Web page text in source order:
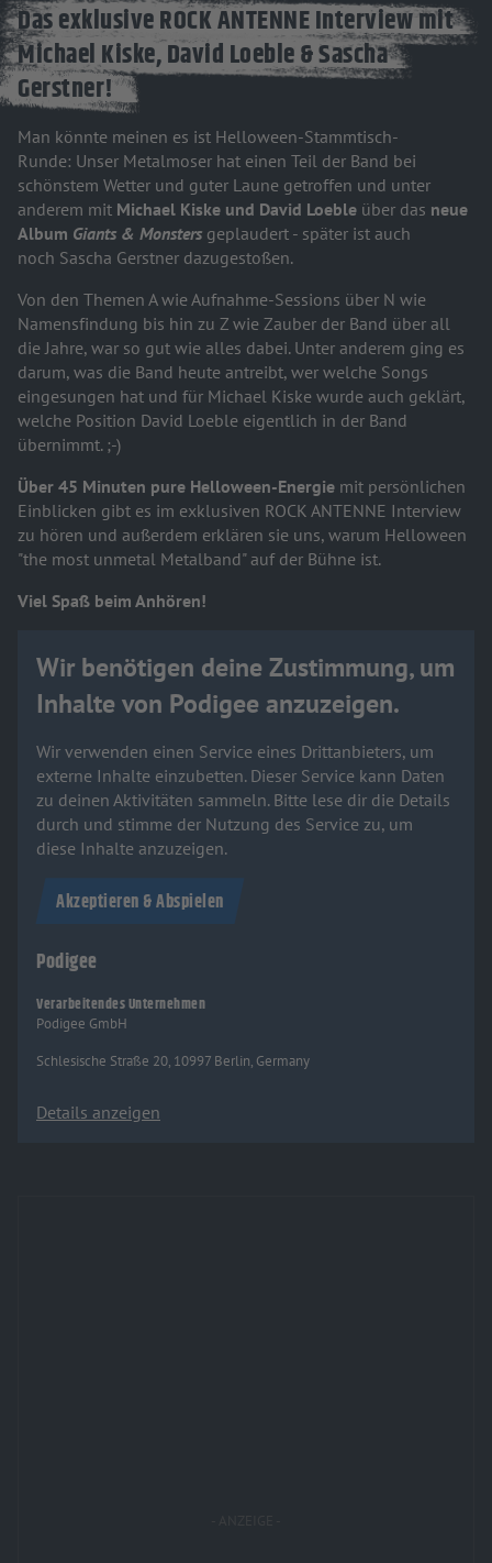
Das exklusive ROCK ANTENNE Interview mit
Michael Kiske, David Loeble & Sascha
Gerstner!
Man könnte meinen es ist Helloween-Stammtisch-
Runde: Unser Metalmoser hat einen Teil der Band bei
schönstem Wetter und guter Laune getroffen und unter
anderem mit Michael Kiske und David Loeble über das neue
Album Giants & Monsters geplaudert - später ist auch
noch Sascha Gerstner dazugestoßen.
Von den Themen A wie Aufnahme-Sessions über N wie
Namensfindung bis hin zu Z wie Zauber der Band über all
die Jahre, war so gut wie alles dabei. Unter anderem ging es
darum, was die Band heute antreibt, wer welche Songs
eingesungen hat und für Michael Kiske wurde auch geklärt,
welche Position David Loeble eigentlich in der Band
übernimmt. ;-)
Über 45 Minuten pure Helloween-Energie mit persönlichen
Einblicken gibt es im exklusiven ROCK ANTENNE Interview
zu hören und außerdem erklären sie uns, warum Helloween
"the most unmetal Metalband" auf der Bühne ist.
Viel Spaß beim Anhören!
Wir benötigen deine Zustimmung, um
Inhalte von Podigee anzuzeigen.
Wir verwenden einen Service eines Drittanbieters, um
externe Inhalte einzubetten. Dieser Service kann Daten
zu deinen Aktivitäten sammeln. Bitte lese dir die Details
durch und stimme der Nutzung des Service zu, um
diese Inhalte anzuzeigen.
Akzeptieren & Abspielen
Podigee
Verarbeitendes Unternehmen
Podigee GmbH
Schlesische Straße 20, 10997 Berlin, Germany
Details anzeigen